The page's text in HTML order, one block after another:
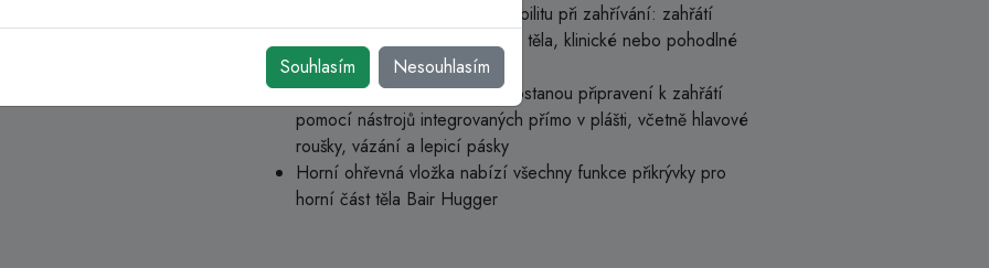
Dvě vložky umožňují větší flexibilitu při zahřívání: zahřátí
horního trupu nebo dolní části těla, klinické nebo pohodlné
zahřátí
Pacienti se na operační sál dostanou připravení k zahřátí
pomocí nástrojů integrovaných přímo v plášti, včetně hlavové
roušky, vázání a lepicí pásky
Horní ohřevná vložka nabízí všechny funkce přikrývky pro
horní část těla Bair Hugger
Souhlasím Nesouhlasím